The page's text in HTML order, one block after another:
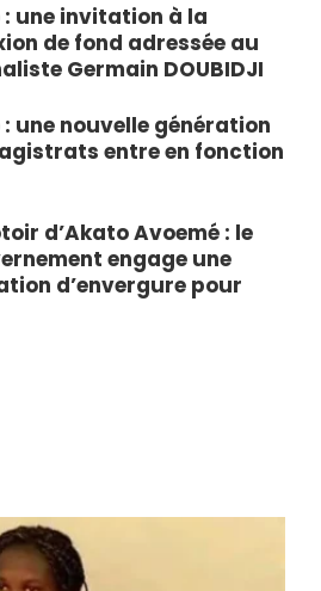
: une invitation à la
de fond adressée au
Germain DOUBIDJI
: une nouvelle génération
entre en fonction
d’Akato Avoemé : le
engage une
d’envergure pour